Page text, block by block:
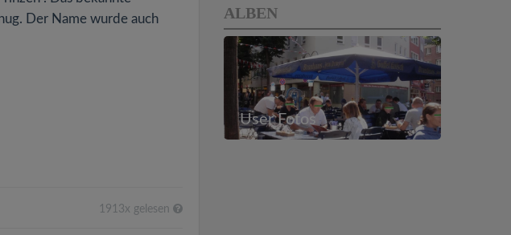
Der Name wurde auch
1913x gelesen
ALBEN
User Fotos